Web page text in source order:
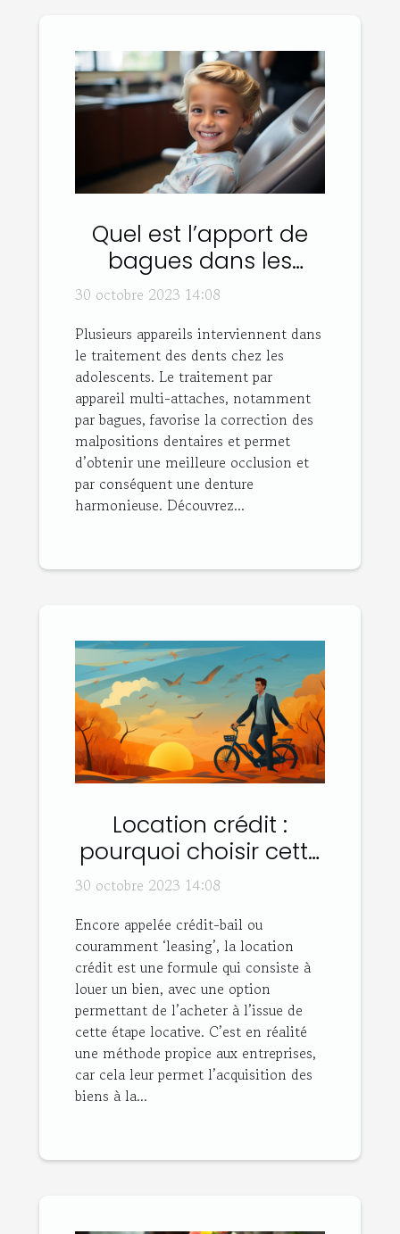
Quel est l’apport de
bagues dans les
traitements dentaires
adultes ?
30 octobre 2023 14:08
Plusieurs appareils interviennent dans
le traitement des dents chez les
adolescents. Le traitement par
appareil multi-attaches, notamment
par bagues, favorise la correction des
malpositions dentaires et permet
d’obtenir une meilleure occlusion et
par conséquent une denture
harmonieuse. Découvrez...
Location crédit :
pourquoi choisir cette
option ?
30 octobre 2023 14:08
Encore appelée crédit-bail ou
couramment ‘leasing’, la location
crédit est une formule qui consiste à
louer un bien, avec une option
permettant de l’acheter à l’issue de
cette étape locative. C’est en réalité
une méthode propice aux entreprises,
car cela leur permet l’acquisition des
biens à la...